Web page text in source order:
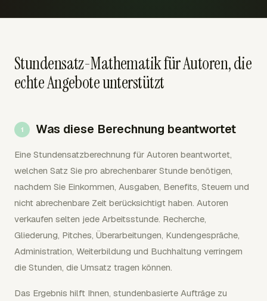
Stundensatz-Mathematik für Autoren, die
echte Angebote unterstützt
Was diese Berechnung beantwortet
Eine Stundensatzberechnung für Autoren beantwortet,
welchen Satz Sie pro abrechenbarer Stunde benötigen,
nachdem Sie Einkommen, Ausgaben, Benefits, Steuern und
nicht abrechenbare Zeit berücksichtigt haben. Autoren
verkaufen selten jede Arbeitsstunde. Recherche,
Gliederung, Pitches, Überarbeitungen, Kundengespräche,
Administration, Weiterbildung und Buchhaltung verringern
die Stunden, die Umsatz tragen können.
Das Ergebnis hilft Ihnen, stundenbasierte Aufträge zu